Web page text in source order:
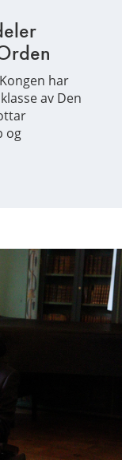
har
av Den
og